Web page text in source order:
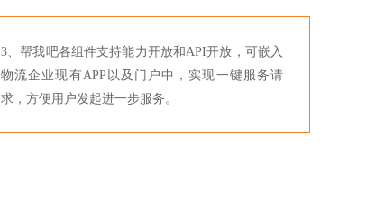
3、帮我吧各组件支持能力开放和API开放，可嵌入
物流企业现有APP以及门户中，实现一键服务请
求，方便用户发起进一步服务。